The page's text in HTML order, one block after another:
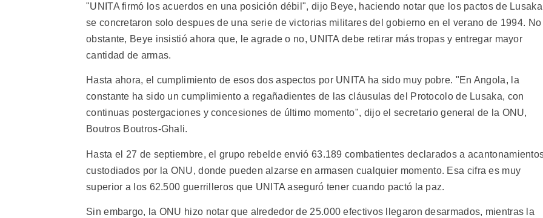
"UNITA firmó los acuerdos en una posición débil", dijo Beye, haciendo notar que los pactos de Lusaka
se concretaron solo despues de una serie de victorias militares del gobierno en el verano de 1994. No
obstante, Beye insistió ahora que, le agrade o no, UNITA debe retirar más tropas y entregar mayor
cantidad de armas.
Hasta ahora, el cumplimiento de esos dos aspectos por UNITA ha sido muy pobre. "En Angola, la
constante ha sido un cumplimiento a regañadientes de las cláusulas del Protocolo de Lusaka, con
continuas postergaciones y concesiones de último momento", dijo el secretario general de la ONU,
Boutros Boutros-Ghali.
Hasta el 27 de septiembre, el grupo rebelde envió 63.189 combatientes declarados a
custodiados por la ONU, donde pueden alzarse en armasen cualquier momento. Esa cifra es muy
superior a los 62.500 guerrilleros que UNITA aseguró tener cuando pactó la paz.
Sin embargo, la ONU hizo notar que alrededor de 25.000 efectivos llegaron desarmados, mientras la